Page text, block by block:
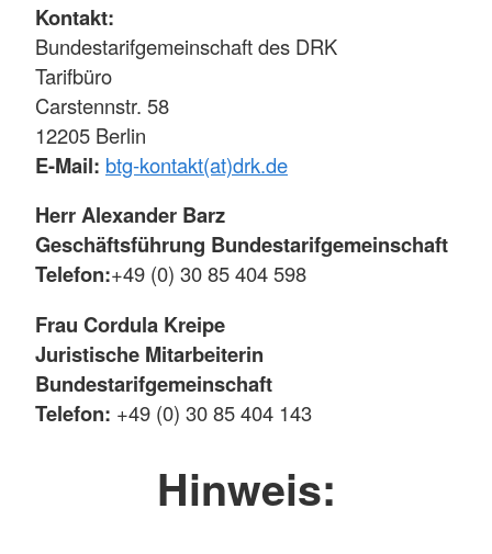
Kontakt:
Bundestarifgemeinschaft des DRK
Tarifbüro
Carstennstr. 58
12205 Berlin
E-Mail: btg-kontakt(at)drk.de
Herr Alexander Barz
Geschäftsführung Bundestarifgemeinschaft
Telefon:+49 (0) 30 85 404 598
Frau Cordula Kreipe
Juristische Mitarbeiterin
Bundestarifgemeinschaft
Telefon: +49 (0) 30 85 404 143
Hinweis: